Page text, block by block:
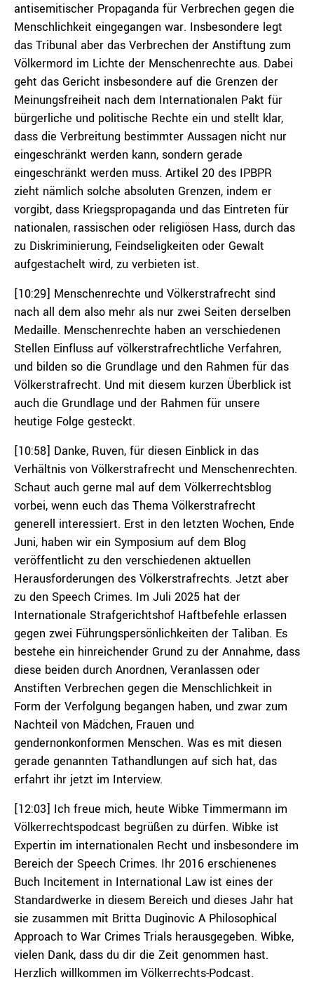
antisemitischer Propaganda für Verbrechen gegen die
Menschlichkeit eingegangen war. Insbesondere legt
das Tribunal aber das Verbrechen der Anstiftung zum
Völkermord im Lichte der Menschenrechte aus. Dabei
geht das Gericht insbesondere auf die Grenzen der
Meinungsfreiheit nach dem Internationalen Pakt für
bürgerliche und politische Rechte ein und stellt klar,
dass die Verbreitung bestimmter Aussagen nicht nur
eingeschränkt werden kann, sondern gerade
eingeschränkt werden muss. Artikel 20 des IPBPR
zieht nämlich solche absoluten Grenzen, indem er
vorgibt, dass Kriegspropaganda und das Eintreten für
nationalen, rassischen oder religiösen Hass, durch das
zu Diskriminierung, Feindseligkeiten oder Gewalt
aufgestachelt wird, zu verbieten ist.
[10:29] Menschenrechte und Völkerstrafrecht sind
nach all dem also mehr als nur zwei Seiten derselben
Medaille. Menschenrechte haben an verschiedenen
Stellen Einfluss auf völkerstrafrechtliche Verfahren,
und bilden so die Grundlage und den Rahmen für das
Völkerstrafrecht. Und mit diesem kurzen Überblick ist
auch die Grundlage und der Rahmen für unsere
heutige Folge gesteckt.
[10:58] Danke, Ruven, für diesen Einblick in das
Verhältnis von Völkerstrafrecht und Menschenrechten.
Schaut auch gerne mal auf dem Völkerrechtsblog
vorbei, wenn euch das Thema Völkerstrafrecht
generell interessiert. Erst in den letzten Wochen, Ende
Juni, haben wir ein Symposium auf dem Blog
veröffentlicht zu den verschiedenen aktuellen
Herausforderungen des Völkerstrafrechts. Jetzt aber
zu den Speech Crimes. Im Juli 2025 hat der
Internationale Strafgerichtshof Haftbefehle erlassen
gegen zwei Führungspersönlichkeiten der Taliban. Es
bestehe ein hinreichender Grund zu der Annahme, dass
diese beiden durch Anordnen, Veranlassen oder
Anstiften Verbrechen gegen die Menschlichkeit in
Form der Verfolgung begangen haben, und zwar zum
Nachteil von Mädchen, Frauen und
gendernonkonformen Menschen. Was es mit diesen
gerade genannten Tathandlungen auf sich hat, das
erfahrt ihr jetzt im Interview.
[12:03] Ich freue mich, heute Wibke Timmermann im
Völkerrechtspodcast begrüßen zu dürfen. Wibke ist
Expertin im internationalen Recht und insbesondere im
Bereich der Speech Crimes. Ihr 2016 erschienenes
Buch Incitement in International Law ist eines der
Standardwerke in diesem Bereich und dieses Jahr hat
sie zusammen mit Britta Duginovic A Philosophical
Approach to War Crimes Trials herausgegeben. Wibke,
vielen Dank, dass du dir die Zeit genommen hast.
Herzlich willkommen im Völkerrechts-Podcast.